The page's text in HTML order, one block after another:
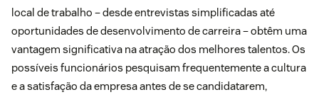
local de trabalho – desde entrevistas simplificadas até
oportunidades de desenvolvimento de carreira – obtêm uma
vantagem significativa na atração dos melhores talentos. Os
possíveis funcionários pesquisam frequentemente a cultura
e a satisfação da empresa antes de se candidatarem,